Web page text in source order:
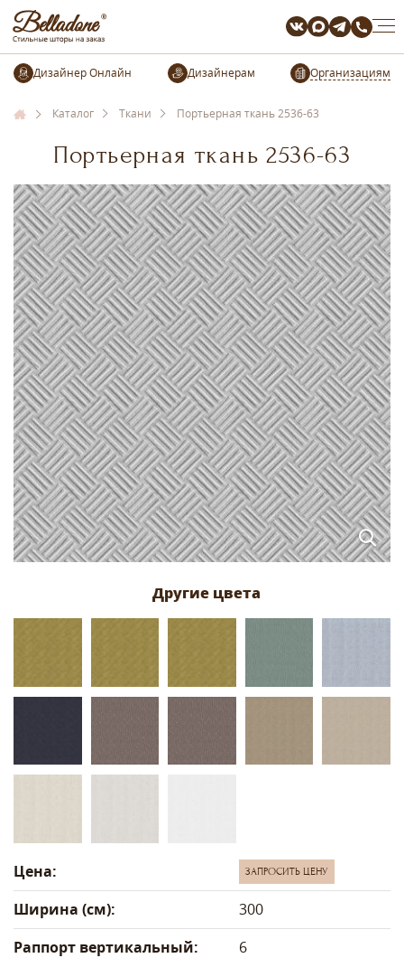
Организациям
Каталог Ткани Портьерная ткань 2536-63
Портьерная ткань 2536-63
Цена: ЗАПРОСИТЬ ЦЕНУ
Ширина (см):
300
Раппорт вертикальный:
6